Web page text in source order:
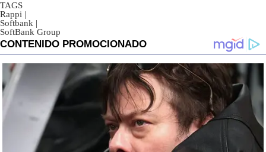
TAGS
Rappi |
Softbank |
SoftBank Group